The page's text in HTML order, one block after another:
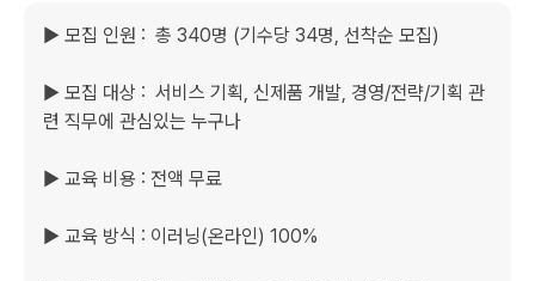
▶ 모집 인원 :  총 340명 (기수당 34명, 선착순 모집)
▶ 모집 대상 :  서비스 기획, 신제품 개발, 경영/전략/기획 관
련 직무에 관심있는 누구나
▶ 교육 비용 : 전액 무료
▶ 교육 방식 : 이러닝(온라인) 100%